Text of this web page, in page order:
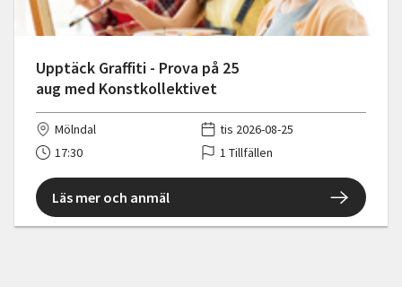
Upptäck Graffiti - Prova på 25
aug med Konstkollektivet
Mölndal
tis 2026-08-25
17:30
1 Tillfällen
Läs mer och anmäl